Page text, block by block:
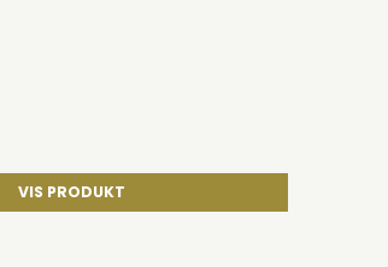
VIS PRODUKT